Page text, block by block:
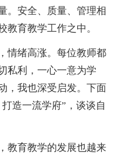
。安全、质量、管理相
教育教学工作之中。
绪高涨。每位教师都
私利，一心一意为学
，我也深受启发。下面
造一流学府”，谈谈自
育教学的发展也越来